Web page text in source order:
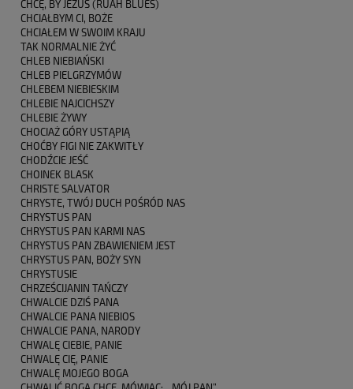
CHCĘ, BY JEZUS (RUAH BLUES)
CHCIAŁBYM CI, BOŻE
CHCIAŁEM W SWOIM KRAJU
TAK NORMALNIE ŻYĆ
CHLEB NIEBIAŃSKI
CHLEB PIELGRZYMÓW
CHLEBEM NIEBIESKIM
CHLEBIE NAJCICHSZY
CHLEBIE ŻYWY
CHOCIAŻ GÓRY USTĄPIĄ
CHOĆBY FIGI NIE ZAKWITŁY
CHODŹCIE JEŚĆ
CHOINEK BLASK
CHRISTE SALVATOR
CHRYSTE, TWÓJ DUCH POŚRÓD NAS
CHRYSTUS PAN
CHRYSTUS PAN KARMI NAS
CHRYSTUS PAN ZBAWIENIEM JEST
CHRYSTUS PAN, BOŻY SYN
CHRYSTUSIE
CHRZEŚCIJANIN TAŃCZY
CHWALCIE DZIŚ PANA
CHWALCIE PANA NIEBIOS
CHWALCIE PANA, NARODY
CHWALĘ CIEBIE, PANIE
CHWALĘ CIĘ, PANIE
CHWALĘ MOJEGO BOGA